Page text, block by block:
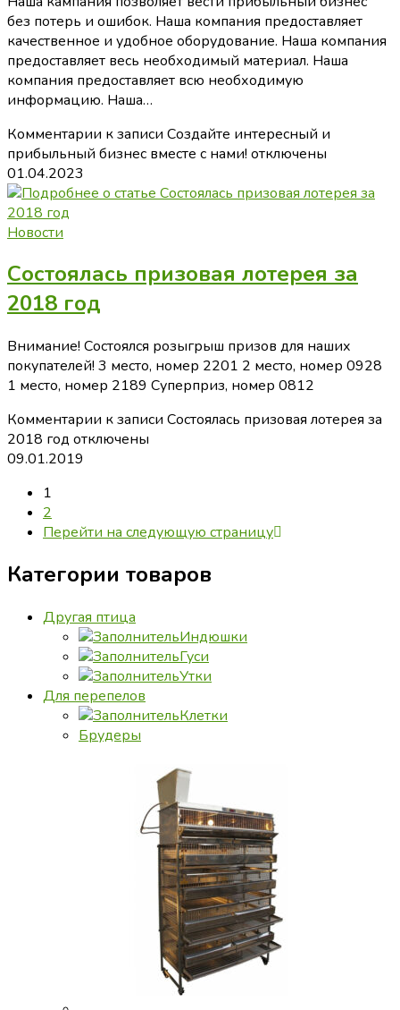
без потерь и ошибок. Наша компания предоставляет
качественное и удобное оборудование. Наша компания
предоставляет весь необходимый материал. Наша
компания предоставляет всю необходимую
информацию. Наша…
Комментарии к записи Создайте интересный и
прибыльный бизнес вместе с нами! отключены
01.04.2023
Новости
Состоялась призовая лотерея за
2018 год
Внимание! Состоялся розыгрыш призов для наших
покупателей! 3 место, номер 2201 2 место, номер 0928
1 место, номер 2189 Суперприз, номер 0812
Комментарии к записи Состоялась призовая лотерея за
2018 год отключены
09.01.2019
1
2
Перейти на следующую страницу
Категории товаров
Другая птица
Индюшки
Гуси
Утки
Для перепелов
Клетки
Брудеры